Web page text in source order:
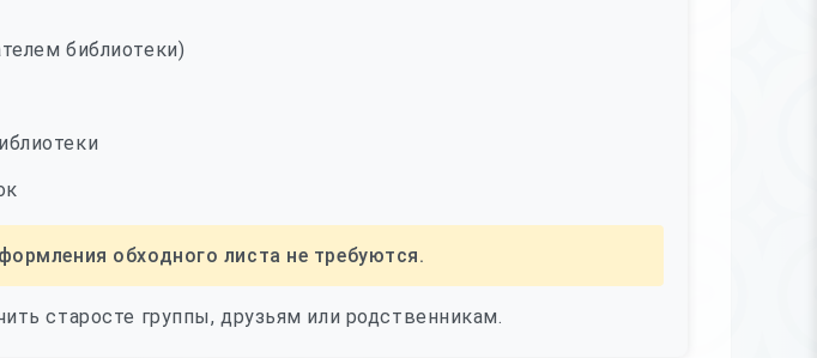
библиотеки)
обходного листа не требуются.
старосте группы, друзьям или родственникам.